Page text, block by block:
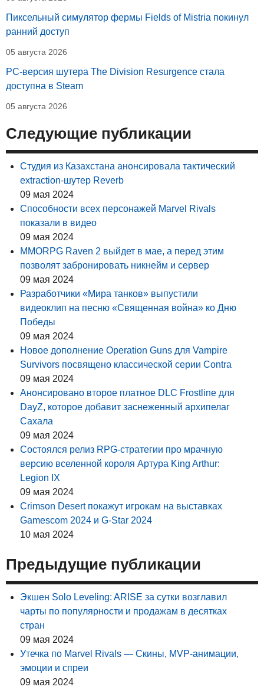
Пиксельный симулятор фермы Fields of Mistria покинул
ранний доступ
05 августа 2026
PC-версия шутера The Division Resurgence стала
доступна в Steam
05 августа 2026
Следующие публикации
Студия из Казахстана анонсировала тактический
extraction-шутер Reverb
09 мая 2024
Способности всех персонажей Marvel Rivals
показали в видео
09 мая 2024
MMORPG Raven 2 выйдет в мае, а перед этим
позволят забронировать никнейм и сервер
09 мая 2024
Разработчики «Мира танков» выпустили
видеоклип на песню «Священная война» ко Дню
Победы
09 мая 2024
Новое дополнение Operation Guns для Vampire
Survivors посвящено классической серии Contra
09 мая 2024
Анонсировано второе платное DLC Frostline для
DayZ, которое добавит заснеженный архипелаг
Сахала
09 мая 2024
Состоялся релиз RPG-стратегии про мрачную
версию вселенной короля Артура King Arthur:
Legion IX
09 мая 2024
Crimson Desert покажут игрокам на выставках
Gamescom 2024 и G-Star 2024
10 мая 2024
Предыдущие публикации
Экшен Solo Leveling: ARISE за сутки возглавил
чарты по популярности и продажам в десятках
стран
09 мая 2024
Утечка по Marvel Rivals — Скины, MVP-анимации,
эмоции и спреи
09 мая 2024